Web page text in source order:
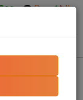
De It